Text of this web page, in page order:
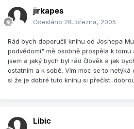
jirkapes
Odesláno 28. března, 2005
Rád bych doporučil knihu od Joshepa
podvědomí" mě osobně prospěla k tomu
jsem a jaký bych byl rád člověk a jak
ostatním a k sobě. Vím moc se to netýká
si že je dobré tuto knihu si přečíst
Libic